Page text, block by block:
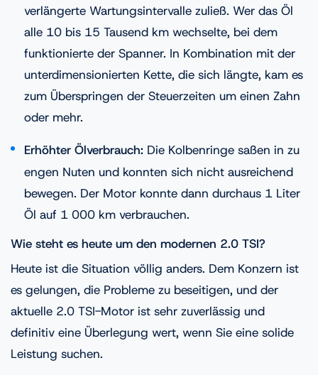
verlängerte Wartungsintervalle zuließ. Wer das Öl
alle 10 bis 15 Tausend km wechselte, bei dem
funktionierte der Spanner. In Kombination mit der
unterdimensionierten Kette, die sich längte, kam es
zum Überspringen der Steuerzeiten um einen Zahn
oder mehr.
Erhöhter Ölverbrauch: Die Kolbenringe saßen in zu
engen Nuten und konnten sich nicht ausreichend
bewegen. Der Motor konnte dann durchaus 1 Liter
Öl auf 1 000 km verbrauchen.
Wie steht es heute um den modernen 2.0 TSI?
Heute ist die Situation völlig anders. Dem Konzern ist
es gelungen, die Probleme zu beseitigen, und der
aktuelle 2.0 TSI-Motor ist sehr zuverlässig und
definitiv eine Überlegung wert, wenn Sie eine solide
Leistung suchen.